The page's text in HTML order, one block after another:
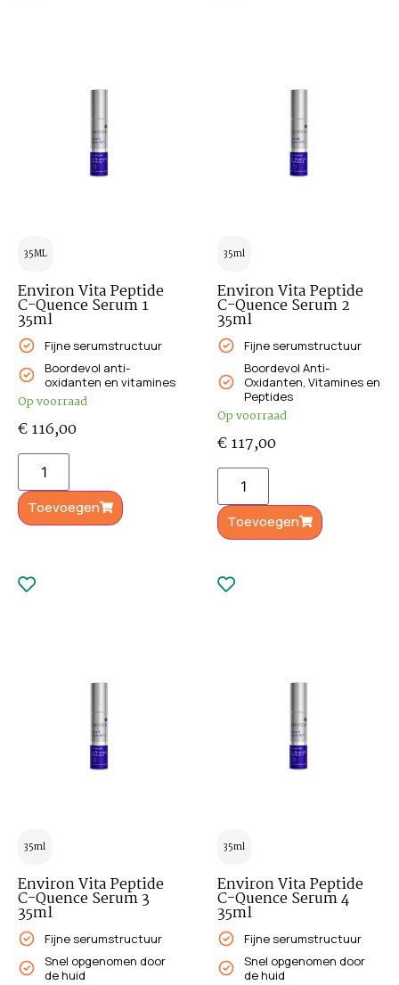
35ML
Environ Vita Peptide
C-Quence Serum 1
35ml
Fijne serumstructuur
Boordevol anti-
oxidanten en vitamines
Op voorraad
€116,00
Toevoegen
35ml
Environ Vita Peptide
C-Quence Serum 2
35ml
Fijne serumstructuur
Boordevol Anti-
Oxidanten, Vitamines en
Peptides
Op voorraad
€117,00
Toevoegen
35ml
Environ Vita Peptide
C-Quence Serum 3
35ml
Fijne serumstructuur
Snel opgenomen door
de huid
35ml
Environ Vita Peptide
C-Quence Serum 4
35ml
Fijne serumstructuur
Snel opgenomen door
de huid